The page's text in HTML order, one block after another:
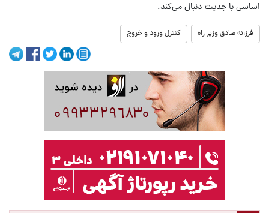
اساسی با جدیت دنبال می‌کند.
فرزانه صادق وزیر راه کنترل ورود و خروج